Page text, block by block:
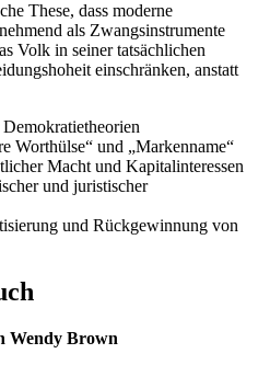
These, dass moderne
als Zwangsinstrumente
Volk in seiner tatsächlichen
einschränken, anstatt
Worthülse“ und „Markenname“
Macht und Kapitalinteressen
und juristischer
und Rückgewinnung von
Wendy Brown